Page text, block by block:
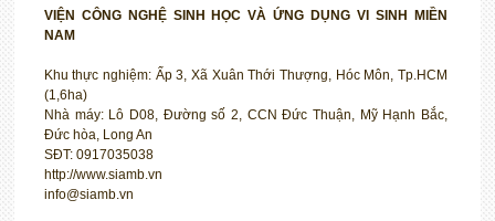
VIỆN CÔNG NGHỆ SINH HỌC VÀ ỨNG DỤNG VI SINH MIỀN
NAM
Khu thực nghiệm: Ấp 3, Xã Xuân Thới Thượng, Hóc Môn, Tp.HCM
(1,6ha)
Nhà máy: Lô D08, Đường số 2, CCN Đức Thuận, Mỹ Hạnh Bắc,
Đức hòa, Long An
SĐT: 0917035038
http://www.siamb.vn
info@siamb.vn